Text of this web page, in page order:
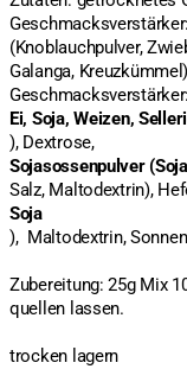
(Knoblauchpulver,
Galanga,
Ei, Soja, Weizen,
), Dextrose,
Sojasossenpulver
Salz, Maltodextrin),
Soja
), Maltodextrin,
Zubereitung: 25g Mix
quellen lassen.
trocken lagern